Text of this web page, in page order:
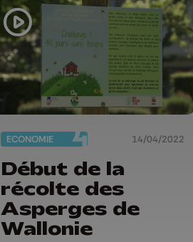
ECONOMIE 14/04/2022
Début de la
récolte des
Asperges de
Wallonie